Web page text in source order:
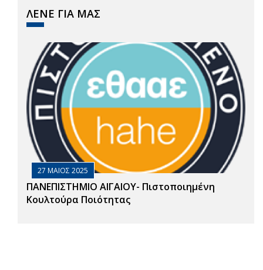
ΛΕΝΕ ΓΙΑ ΜΑΣ
27 ΜΑΙΟΣ 2025
ΠΑΝΕΠΙΣΤΗΜΙΟ ΑΙΓΑΙΟΥ- Πιστοποιημένη
Κουλτούρα Ποιότητας